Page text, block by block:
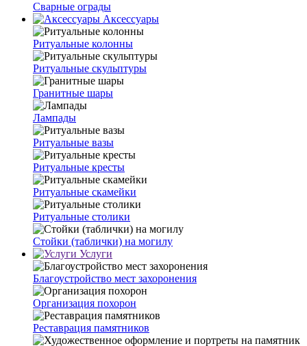
Сварные ограды
Аксессуары
Ритуальные колонны
Ритуальные скульптуры
Гранитные шары
Лампады
Ритуальные вазы
Ритуальные кресты
Ритуальные скамейки
Ритуальные столики
Стойки (таблички) на могилу
Услуги
Благоустройство мест захоронения
Организация похорон
Реставрация памятников